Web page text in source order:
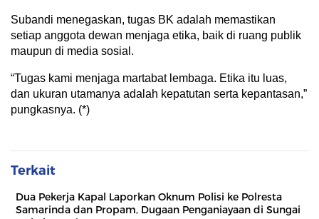
Subandi menegaskan, tugas BK adalah memastikan
setiap anggota dewan menjaga etika, baik di ruang publik
maupun di media sosial.
“Tugas kami menjaga martabat lembaga. Etika itu luas,
dan ukuran utamanya adalah kepatutan serta kepantasan,”
pungkasnya. (*)
Terkait
Dua Pekerja Kapal Laporkan Oknum Polisi ke Polresta
Samarinda dan Propam, Dugaan Penganiayaan di Sungai